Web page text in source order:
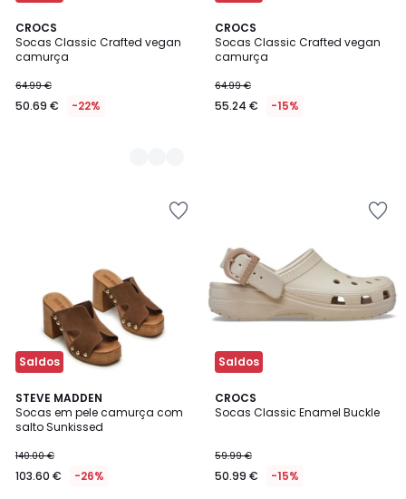
CROCS
Socas Classic Crafted vegan
camurça
64.99 €
50.69 € -22%
2
Cores
CROCS
Socas Classic Crafted vegan
camurça
64.99 €
55.24 € -15%
Saldos
STEVE MADDEN
Socas em pele camurça com
salto Sunkissed
140.00 €
103.60 € -26%
3,5
/ 5
Saldos
CROCS
Socas Classic Enamel Buckle
59.99 €
50.99 € -15%